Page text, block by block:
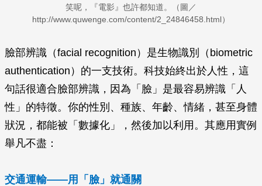
笑呢，『電影』也許都知道。（圖／
http://www.quwenge.com/content/2_24846458.html）
臉部辨識（facial recognition）是生物識別（biometric
authentication）的一支技術。科技始終出於人性，這
句話很適合臉部辨識，因為「臉」是最容易辨識「人
性」的特徵。你的性別、種族、年齡、情緒，甚至身體
狀況，都能被「數據化」，然後加以利用。其應用實例
舉凡不盡：
交通運輸——用「臉」就通關